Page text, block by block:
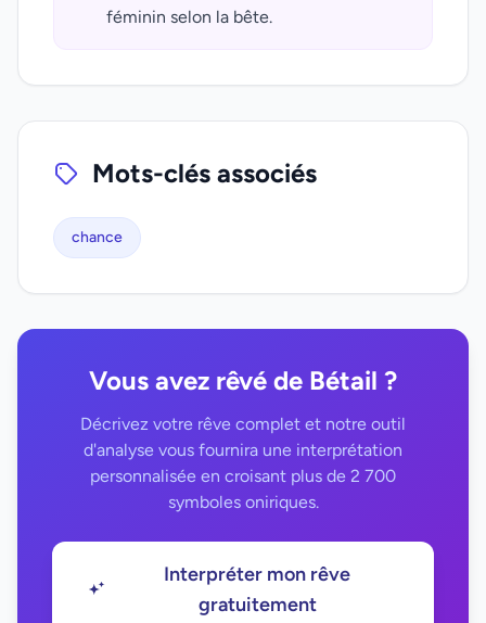
féminin selon la bête.
Mots-clés associés
chance
Vous avez rêvé de Bétail ?
Décrivez votre rêve complet et notre outil
d'analyse vous fournira une interprétation
personnalisée en croisant plus de 2 700
symboles oniriques.
Interpréter mon rêve
gratuitement